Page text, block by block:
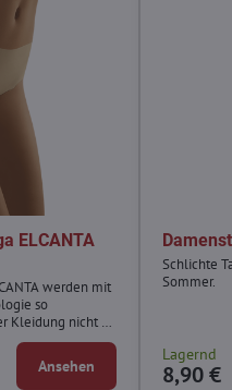
ELCANTA
werden mit
so
Kleidung nicht zu
Ansehen
Schlichte
Sommer.
Lagernd
8,90 €